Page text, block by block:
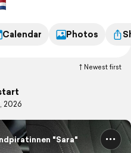
Calendar Photos
Newest first
2026
"Sara"